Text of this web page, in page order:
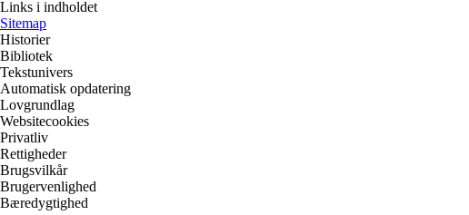
Links i indholdet
Sitemap
Historier
Bibliotek
Tekstunivers
Automatisk opdatering
Lovgrundlag
Websitecookies
Privatliv
Rettigheder
Brugsvilkår
Brugervenlighed
Bæredygtighed